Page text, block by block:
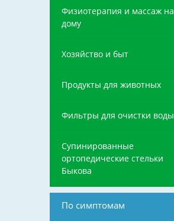
Физиотерапия и массаж на
дому
Хозяйство и быт
Продукты для животных
Фильтры для очистки воды
Супинированные
ортопедические стельки
Быкова
По симптомам